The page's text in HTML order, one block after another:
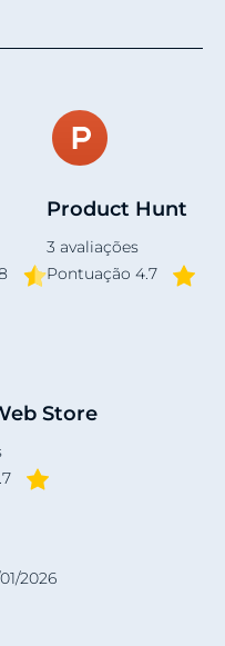
Product Hunt
3 avaliações
Pontuação 4.7
Store
2026